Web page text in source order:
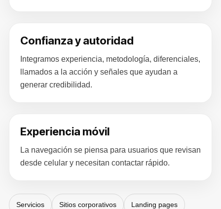
Confianza y autoridad
Integramos experiencia, metodología, diferenciales,
llamados a la acción y señales que ayudan a
generar credibilidad.
Experiencia móvil
La navegación se piensa para usuarios que revisan
desde celular y necesitan contactar rápido.
Servicios Sitios corporativos Landing pages